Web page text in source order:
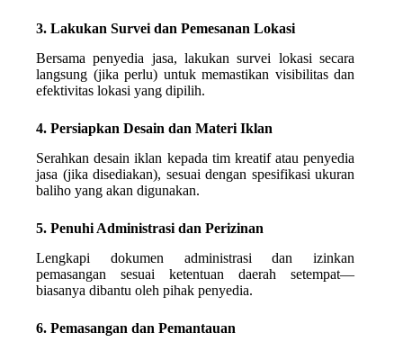
3. Lakukan Survei dan Pemesanan Lokasi
Bersama penyedia jasa, lakukan survei lokasi secara
langsung (jika perlu) untuk memastikan visibilitas dan
efektivitas lokasi yang dipilih.
4. Persiapkan Desain dan Materi Iklan
Serahkan desain iklan kepada tim kreatif atau penyedia
jasa (jika disediakan), sesuai dengan spesifikasi ukuran
baliho yang akan digunakan.
5. Penuhi Administrasi dan Perizinan
Lengkapi dokumen administrasi dan izinkan
pemasangan sesuai ketentuan daerah setempat—
biasanya dibantu oleh pihak penyedia.
6. Pemasangan dan Pemantauan